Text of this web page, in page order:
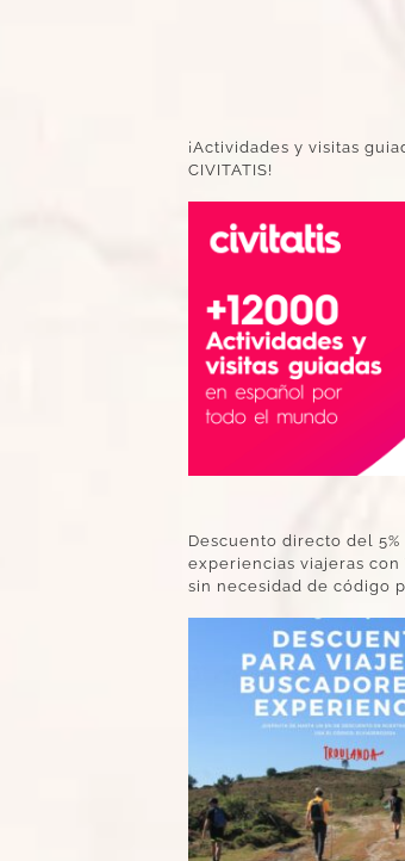
¡Actividades y visitas
CIVITATIS!
Descuento directo del 5%
experiencias viajeras con
sin necesidad de código